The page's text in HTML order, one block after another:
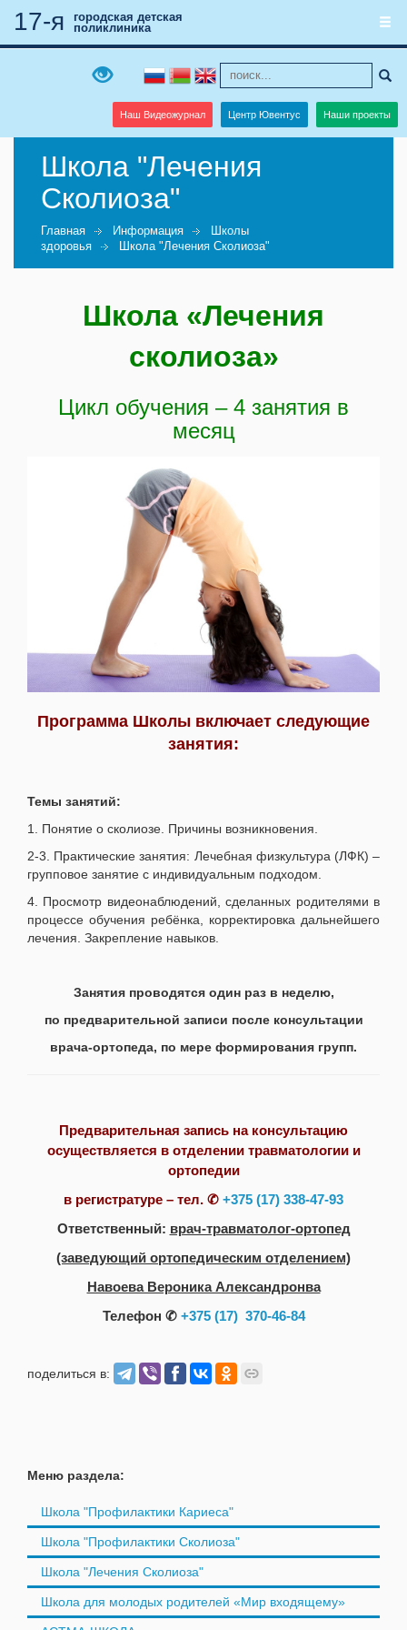
Наш Видеожурнал Центр Ювентус Наши проекты
17-я
городская детская
поликлиника
Школа "Лечения
Сколиоза"
Главная Информация
Школы
здоровья
Школа "Лечения Сколиоза"
Школа «Лечения
сколиоза»
Цикл обучения – 4 занятия в
месяц
Программа Школы включает следующие
занятия:
Темы занятий:
1. Понятие о сколиозе. Причины возникновения.
2-3. Практические занятия: Лечебная физкультура (ЛФК) –
групповое занятие с индивидуальным подходом.
4. Просмотр видеонаблюдений, сделанных родителями в
процессе обучения ребёнка, корректировка дальнейшего
лечения. Закрепление навыков.
Занятия проводятся один раз в неделю,
по предварительной записи после консультации
врача-ортопеда, по мере формирования групп.
Предварительная запись на консультацию
осуществляется в отделении травматологии и
ортопедии
в регистратуре – тел. ✆ +375 (17) 338-47-93
Ответственный: врач-травматолог-ортопед
(заведующий ортопедическим отделением)
Навоева Вероника Александронва
Телефон ✆ +375 (17) 370-46-84
поделиться в:
Меню раздела:
Школа "Профилактики Кариеса"
Школа "Профилактики Сколиоза"
Школа "Лечения Сколиоза"
Школа для молодых родителей «Мир входящему»